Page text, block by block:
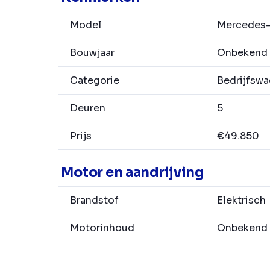
Model
Bouwjaar Onbekend
Categorie
Deuren 5
Prijs €49.850
Motor en aandrijving
Brandstof Elektrisch
Motorinhoud Onbekend